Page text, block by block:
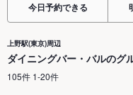
今日予約できる
上野駅(東京)周辺
ダイニングバー・バルのグ
105件 1-20件